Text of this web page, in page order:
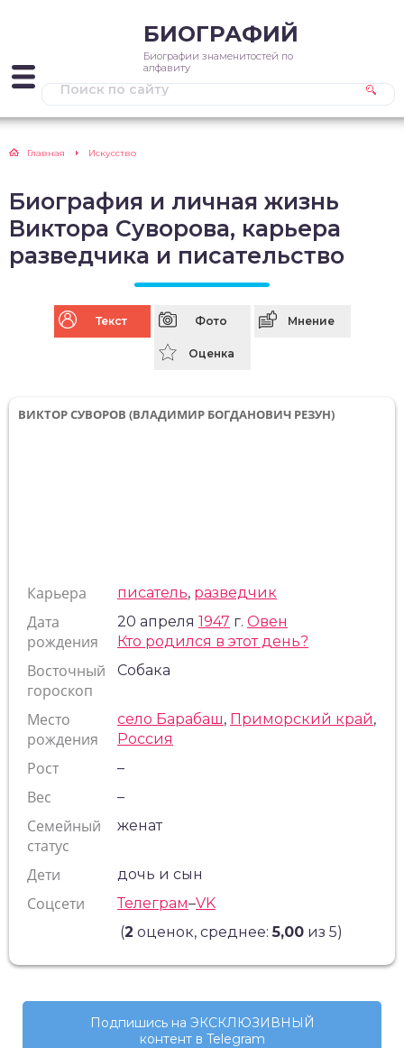
БИОГРАФИЙ
Биографии знаменитостей по
алфавиту
Главная Искусство
Биография и личная жизнь
Виктора Суворова, карьера
разведчика и писательство
Текст Фото Мнение
Оценка
ВИКТОР СУВОРОВ (ВЛАДИМИР БОГДАНОВИЧ РЕЗУН)
Карьера писатель, разведчик
Дата
рождения
20 апреля 1947 г. Овен
Кто родился в этот день?
Восточный
гороскоп
Собака
Место
рождения
село Барабаш, Приморский край,
Россия
Рост –
Вес –
Семейный
статус
женат
Дети дочь и сын
Соцсети Телеграм–VK
(2 оценок, среднее:5,00из 5)
Подпишись на ЭКСКЛЮЗИВНЫЙ
контент в Telegram